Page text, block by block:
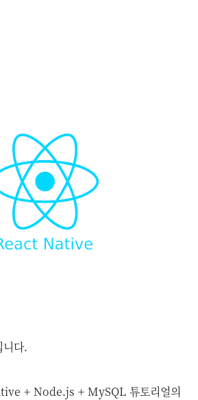
니다.
+ Node.js + MySQL 튜토리얼의